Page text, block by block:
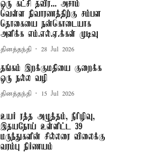
ஒரு கட்சி தவிர... அசாம்
வெள்ள நிவாரணத்திற்கு சம்பள
தொகையை நன்கொடையாக
அளிக்க எம்.எல்.ஏ.க்கள் முடிவு
தினத்தந்தி 28 Jul 2026
தங்கம் இறக்குமதியை குறைக்க
ஒரு நல்ல வழி
தினத்தந்தி 15 Jul 2026
உயர் ரத்த அழுத்தம், நீரிழிவு,
இதயநோய் உள்ளிட்ட 39
மருந்துகளின் சில்லரை விலைக்கு
வரம்பு நிர்ணயம்